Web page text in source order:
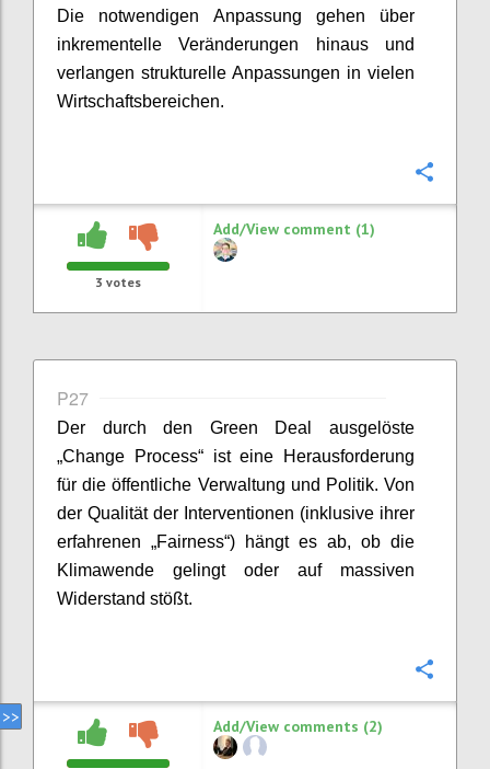
Die notwendigen Anpassung gehen über
inkrementelle Veränderungen hinaus und
verlangen strukturelle Anpassungen in vielen
Wirtschaftsbereichen.
3 votes
Add/View comment (1)
P27
Der durch den Green Deal ausgelöste
„Change
Process“ ist eine Herausforderung
für die öffentliche Verwaltung und Politik. Von
der Qualität der Interventionen (inklusive ihrer
erfahrenen „Fairness“) hängt es ab, ob die
Klimawende gelingt oder auf massiven
Widerstand stößt.
Add/View comments (2)